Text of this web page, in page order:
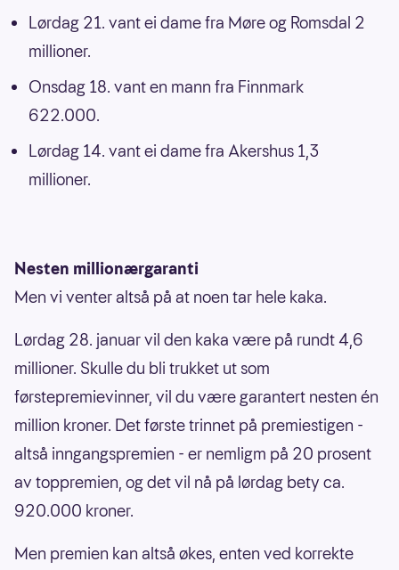
Lørdag 21. vant ei dame fra Møre og Romsdal 2
millioner.
Onsdag 18. vant en mann fra Finnmark
622.000.
Lørdag 14. vant ei dame fra Akershus 1,3
millioner.
Nesten millionærgaranti
Men vi venter altså på at noen tar hele kaka.
Lørdag 28. januar vil den kaka være på rundt 4,6
millioner. Skulle du bli trukket ut som
førstepremievinner, vil du være garantert nesten én
million kroner. Det første trinnet på premiestigen -
altså inngangspremien - er nemligm på 20 prosent
av toppremien, og det vil nå på lørdag bety ca.
920.000 kroner.
Men premien kan altså økes, enten ved korrekte